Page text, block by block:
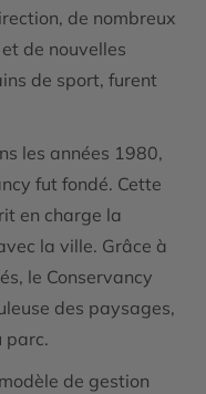
de nombreux
de nouvelles
de sport, furent
les années 1980,
fut fondé. Cette
en charge la
la ville. Grâce à
le Conservancy
des paysages,
parc.
de gestion